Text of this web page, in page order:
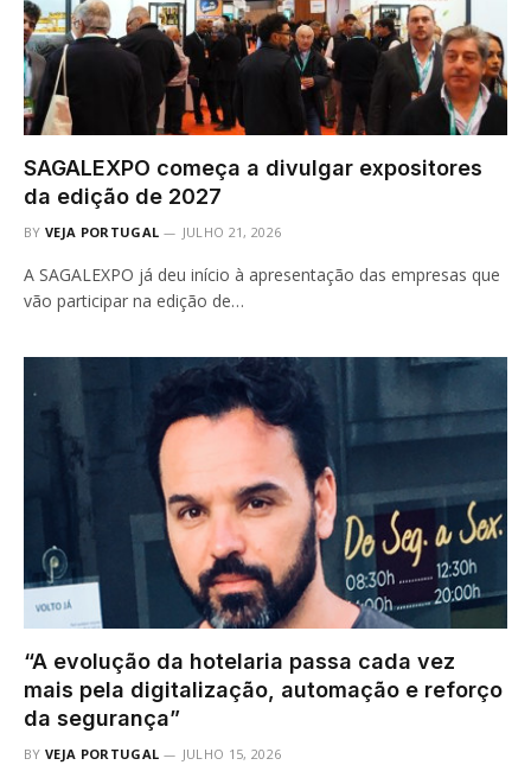
SAGALEXPO começa a divulgar expositores
da edição de 2027
BY VEJA PORTUGAL JULHO 21, 2026
A SAGALEXPO já deu início à apresentação das empresas que
vão participar na edição de…
“A evolução da hotelaria passa cada vez
mais pela digitalização, automação e reforço
da segurança”
BY VEJA PORTUGAL JULHO 15, 2026